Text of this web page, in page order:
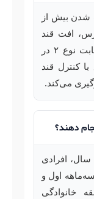
شدن بیش از
افت قند
نوزاد پس از تولد و افزایش خطر دیابت نوع ۲ در
کنترل قند
می‌کند.
دهند؟
آمنیوسنتز معمولاً به مادران بالای ۳۵ سال، افرادی
اول و
خانوادگی